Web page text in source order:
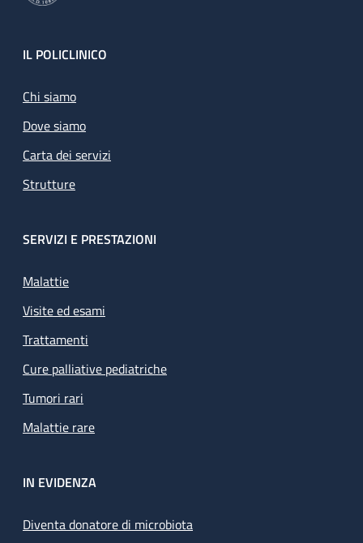
Footer
IL POLICLINICO
Chi siamo
Dove siamo
Carta dei servizi
Strutture
SERVIZI E PRESTAZIONI
Malattie
Visite ed esami
Trattamenti
Cure palliative pediatriche
Tumori rari
Malattie rare
IN EVIDENZA
Diventa donatore di microbiota